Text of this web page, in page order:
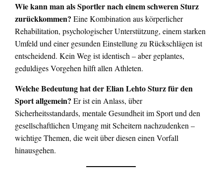
Wie kann man als Sportler nach einem schweren Sturz
zurückkommen? Eine Kombination aus körperlicher
Rehabilitation, psychologischer Unterstützung, einem starken
Umfeld und einer gesunden Einstellung zu Rückschlägen ist
entscheidend. Kein Weg ist identisch – aber geplantes,
geduldiges Vorgehen hilft allen Athleten.
Welche Bedeutung hat der Elian Lehto Sturz für den
Sport allgemein? Er ist ein Anlass, über
Sicherheitsstandards, mentale Gesundheit im Sport und den
gesellschaftlichen Umgang mit Scheitern nachzudenken –
wichtige Themen, die weit über diesen einen Vorfall
hinausgehen.